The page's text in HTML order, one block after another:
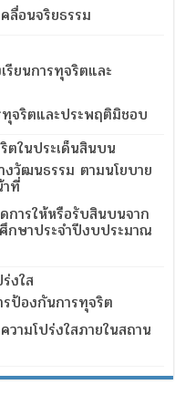
ลื่อนจริยธรรม
รียนการทุจริตและ
ทุจริตและประพฤติมิชอบ
ตในประเด็นสินบน
งวัฒนธรรม ตามนโยบาย
ที่
การให้หรือรับสินบนจาก
กษาประจำปีงบประมาณ
งใส
ป้องกันการทุจริต
ามโปร่งใสภายในสถาน